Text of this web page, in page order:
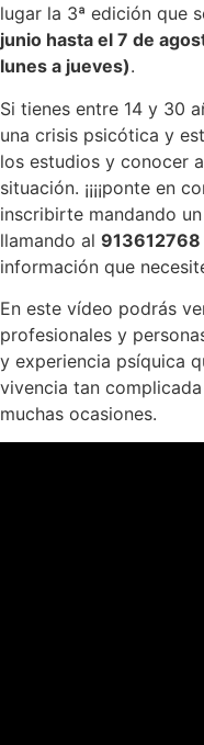
lugar la 3ª edición que
junio hasta el 7 de
lunes a jueves).
Si tienes entre 14 y 30
una crisis psicótica y
los estudios y conocer
situación. ¡¡¡¡ponte en
inscribirte mandando
llamando al 913612768
información que
En este vídeo podrás
profesionales y
y experiencia psíquica
vivencia tan
muchas ocasiones.